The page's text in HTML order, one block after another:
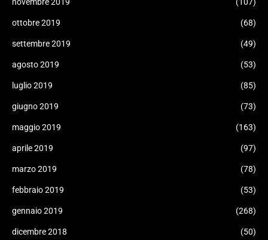
ottobre 2019 (68)
settembre 2019 (49)
agosto 2019 (53)
luglio 2019 (85)
giugno 2019 (73)
maggio 2019 (163)
aprile 2019 (97)
marzo 2019 (78)
febbraio 2019 (53)
gennaio 2019 (268)
dicembre 2018 (50)